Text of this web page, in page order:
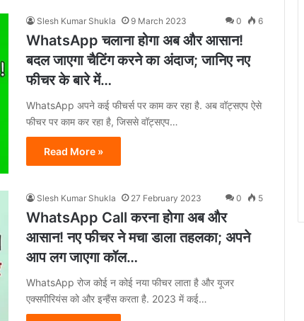
Slesh Kumar Shukla 9 March 2023 0 6
WhatsApp चलाना होगा अब और आसान!
बदल जाएगा चैटिंग करने का अंदाज; जानिए नए
फीचर के बारे में…
WhatsApp अपने कई फीचर्स पर काम कर रहा है. अब वॉट्सएप ऐसे
फीचर पर काम कर रहा है, जिससे वॉट्सएप…
Read More »
Slesh Kumar Shukla 27 February 2023 0 5
WhatsApp Call करना होगा अब और
आसान! नए फीचर ने मचा डाला तहलका; अपने
आप लग जाएगा कॉल…
WhatsApp रोज कोई न कोई नया फीचर लाता है और यूजर
एक्सपीरियंस को और इन्हैंस करता है. 2023 में कई…